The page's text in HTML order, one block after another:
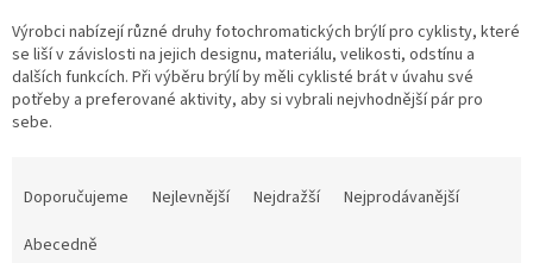
Tretry
Doplňky
pro
cyklisty
Výrobci nabízejí různé druhy fotochromatických brýlí pro cyklisty, které
se liší v závislosti na jejich designu, materiálu, velikosti, odstínu a
dalších funkcích. Při výběru brýlí by měli cyklisté brát v úvahu své
potřeby a preferované aktivity, aby si vybrali nejvhodnější pár pro
sebe.
Doporučujeme Nejlevnější Nejdražší
Nejprodávanější
Abecedně